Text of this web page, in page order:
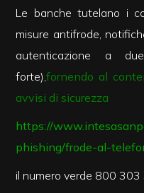
Le banche tutelano i
misure antifrode,
autenticazione a
forte),fornendo al
avvisi di sicurezza
https://
phishing/frode-al-
il numero verde 800 303
opzioni
-
Giardino
Posto auto/Box